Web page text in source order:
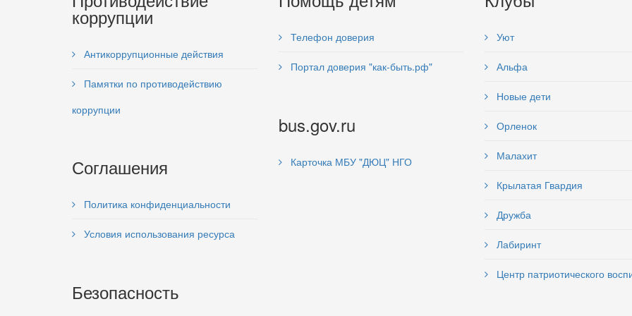
коррупции
Антикоррупционные действия
Памятки по противодействию
коррупции
Соглашения
Политика конфиденциальности
Условия использования ресурса
Безопасность
Телефон доверия
Портал доверия "как-быть.рф"
bus.gov.ru
Карточка МБУ "ДЮЦ" НГО
Уют
Альфа
Новые дети
Орленок
Малахит
Крылатая Гвардия
Дружба
Лабиринт
Центр патриотического